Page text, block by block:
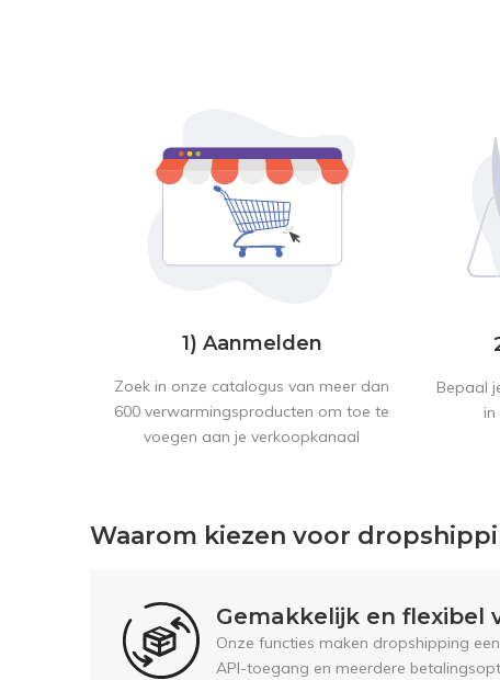
1) Aanmelden
Zoek in onze catalogus van meer dan
600 verwarmingsproducten om toe te
voegen aan je verkoopkanaal
Bepaal
Waarom kiezen voor
Gemakkelijk en flexibel
Onze functies maken dropshipping
API-toegang en meerdere